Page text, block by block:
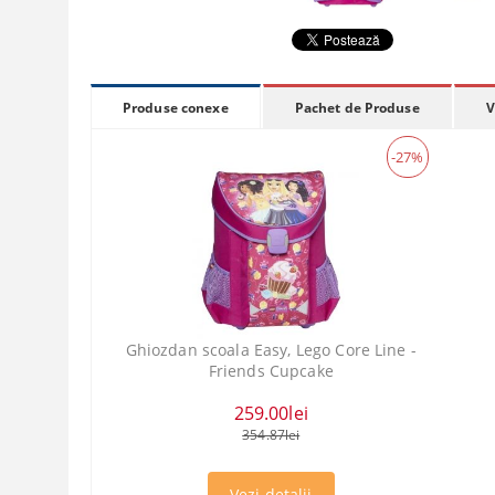
Produse conexe Pachet de Produse
Ghiozdan scoala Easy, Lego Core Line -
Friends Cupcake
-27%
259.00lei
354.87lei